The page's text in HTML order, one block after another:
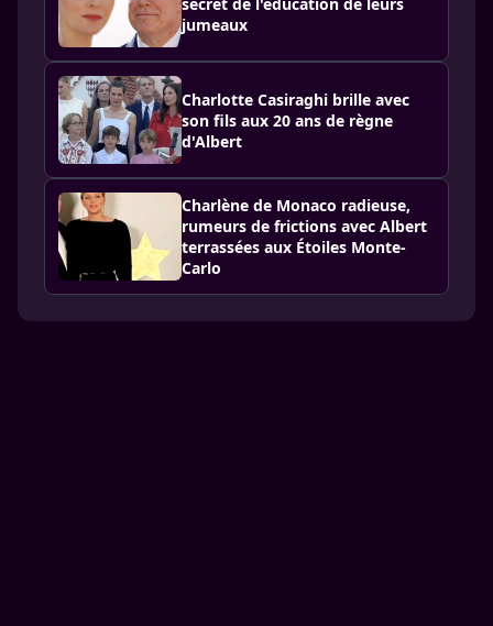
jumeaux
Charlotte Casiraghi brille avec
son fils aux 20 ans de règne
d'Albert
Charlène de Monaco radieuse,
rumeurs de frictions avec Albert
terrassées aux Étoiles Monte-
Carlo